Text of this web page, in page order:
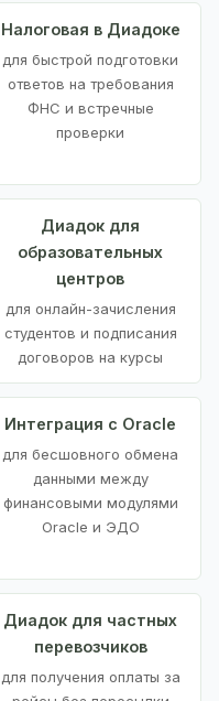
Налоговая в Диадоке
для быстрой подготовки
ответов на требования
ФНС и встречные
проверки
Диадок для
образовательных
центров
для онлайн-зачисления
студентов и подписания
договоров на курсы
Интеграция с Oracle
для бесшовного обмена
данными между
финансовыми модулями
Oracle и ЭДО
Диадок для частных
перевозчиков
для получения оплаты за